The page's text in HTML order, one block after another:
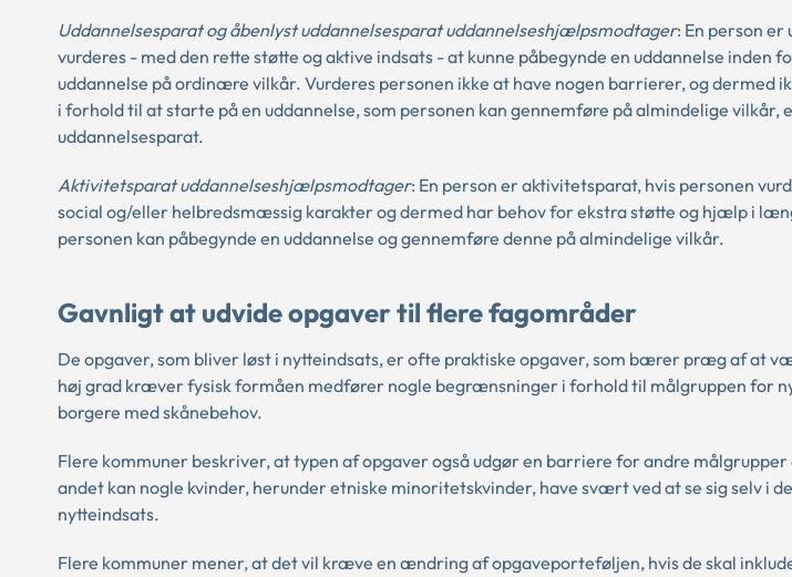
Uddannelsesparat og åbenlyst uddannelsesparat uddannelseshjælpsmodtager: En person er
vurderes - med den rette støtte og aktive indsats - at kunne påbegynde en uddannelse inden
uddannelse på ordinære vilkår. Vurderes personen ikke at have nogen barrierer, og dermed
i forhold til at starte på en uddannelse, som personen kan gennemføre på almindelige vilkår,
uddannelsesparat.
Aktivitetsparat uddannelseshjælpsmodtager: En person er aktivitetsparat, hvis personen
social og/eller helbredsmæssig karakter og dermed har behov for ekstra støtte og hjælp i
personen kan påbegynde en uddannelse og gennemføre denne på almindelige vilkår.
Gavnligt at udvide opgaver til flere fagområder
De opgaver, som bliver løst i nytteindsats, er ofte praktiske opgaver, som bærer præg af at
høj grad kræver fysisk formåen medfører nogle begrænsninger i forhold til målgruppen for
borgere med skånebehov.
Flere kommuner beskriver, at typen af opgaver også udgør en barriere for andre
andet kan nogle kvinder, herunder etniske minoritetskvinder, have svært ved at se sig selv i
nytteindsats.
Flere kommuner mener, at det vil kræve en ændring af opgaveporteføljen, hvis de skal